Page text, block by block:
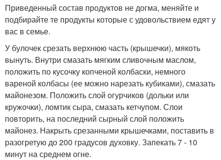
Приведенный состав продуктов не догма, меняйте и
подбирайте те продукты которые с удовольствием едят у
вас в семье.
У булочек срезать верхнюю часть (крышечки), мякоть
вынуть. Внутри смазать мягким сливочным маслом,
положить по кусочку копченой колбаски, немного
вареной колбасы (ее можно нарезать кубиками), смазать
майонезом. Положить слой огурчиков (дольки или
кружочки), ломтик сыра, смазать кетчупом. Слои
повторить, на последний сырный слой положить
майонез. Накрыть срезанными крышечками, поставить в
разогретую до 200 градусов духовку. Запекать 7 - 10
минут на среднем огне.